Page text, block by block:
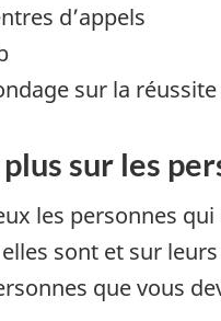
d’appels
sur la
sur les
les personnes
sont et sur
que vous